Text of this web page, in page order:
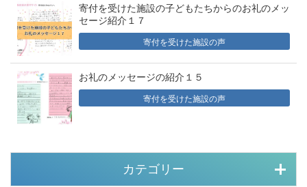
寄付を受けた施設の子どもたちからのお礼のメッ
セージ紹介１７
寄付を受けた施設の声
お礼のメッセージの紹介１５
寄付を受けた施設の声
カテゴリー